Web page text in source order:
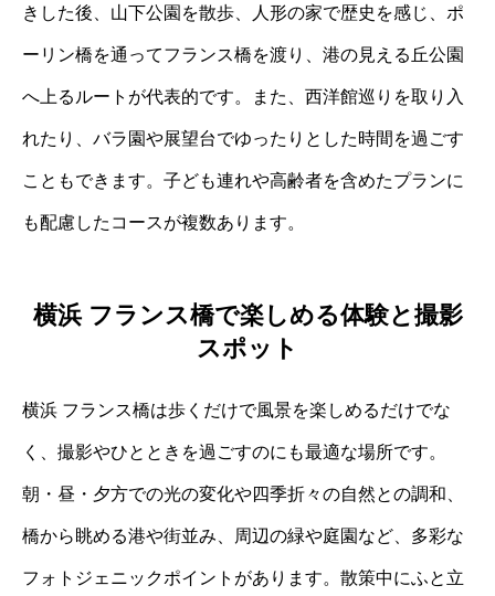
きした後、山下公園を散歩、人形の家で歴史を感じ、ポ
ーリン橋を通ってフランス橋を渡り、港の見える丘公園
へ上るルートが代表的です。また、西洋館巡りを取り入
れたり、バラ園や展望台でゆったりとした時間を過ごす
こともできます。子ども連れや高齢者を含めたプランに
も配慮したコースが複数あります。
横浜 フランス橋で楽しめる体験と撮影
スポット
横浜 フランス橋は歩くだけで風景を楽しめるだけでな
く、撮影やひとときを過ごすのにも最適な場所です。
朝・昼・夕方での光の変化や四季折々の自然との調和、
橋から眺める港や街並み、周辺の緑や庭園など、多彩な
フォトジェニックポイントがあります。散策中にふと立